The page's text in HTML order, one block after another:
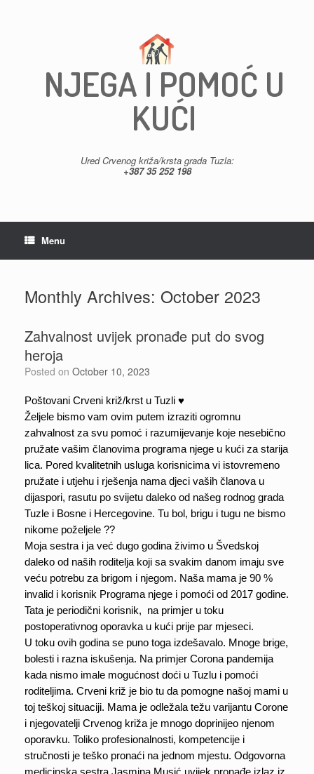
NJEGA I POMOĆ U
KUĆI
Ured Crvenog križa/krsta grada Tuzla:
+387 35 252 198
Menu
Monthly Archives: October 2023
Zahvalnost uvijek pronađe put do svog
heroja
Posted on October 10, 2023
Poštovani Crveni križ/krst u Tuzli ♥️
Željele bismo vam ovim putem izraziti ogromnu
zahvalnost za svu pomoć i razumijevanje koje nesebično
pružate vašim članovima programa njege u kući za starija
lica. Pored kvalitetnih usluga korisnicima vi istovremeno
pružate i utjehu i rješenja nama djeci vaših članova u
dijaspori, rasutu po svijetu daleko od našeg rodnog grada
Tuzle i Bosne i Hercegovine. Tu bol, brigu i tugu ne bismo
nikome poželjele ??
Moja sestra i ja već dugo godina živimo u Švedskoj
daleko od naših roditelja koji sa svakim danom imaju sve
veću potrebu za brigom i njegom. Naša mama je 90 %
invalid i korisnik Programa njege i pomoći od 2017 godine.
Tata je periodični korisnik,  na primjer u toku
postoperativnog oporavka u kući prije par mjeseci.
U toku ovih godina se puno toga izdešavalo. Mnoge brige,
bolesti i razna iskušenja. Na primjer Corona pandemija
kada nismo imale mogućnost doći u Tuzlu i pomoći
roditeljima. Crveni križ je bio tu da pomogne našoj mami u
toj teškoj situaciji. Mama je odležala težu varijantu Corone
i njegovatelji Crvenog križa je mnogo doprinijeo njenom
oporavku. Toliko profesionalnosti, kompetencije i
stručnosti je teško pronaći na jednom mjestu. Odgovorna
medicinska sestra Jasmina Musić uvijek pronađe izlaz iz